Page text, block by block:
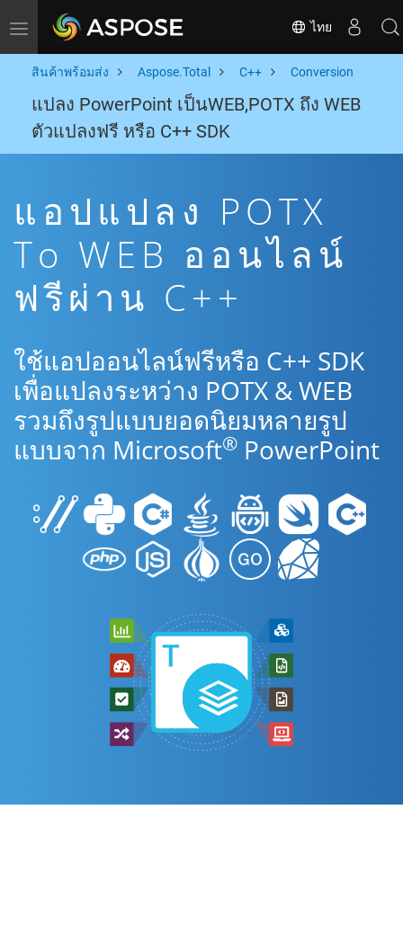
Toggle navigation ไทย
สินค้าพร้อมส่ง Aspose.Total C++ Conversion
แปลง PowerPoint เป็นWEB,POTX ถึง WEB
ตัวแปลงฟรี หรือ C++ SDK
แอปแปลง POTX
To WEB ออนไลน์
ฟรีผ่าน C++
ใช้แอปออนไลน์ฟรีหรือ C++ SDK
เพื่อแปลงระหว่าง POTX & WEB
รวมถึงรูปแบบยอดนิยมหลายรูป
แบบจาก Microsoft® PowerPoint